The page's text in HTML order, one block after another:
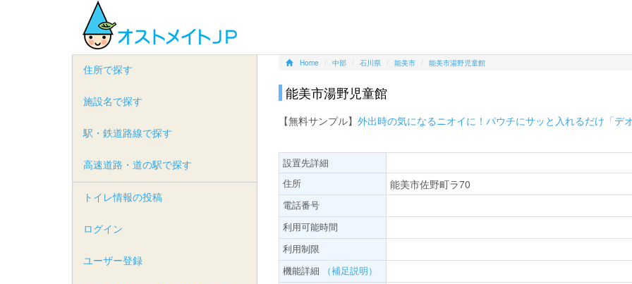
Home 中部 石川県 能美市 能美市湯野児童館
能美市湯野児童館
【無料サンプル】 外出時の気になるニオイに！パウチにサッと入れるだけ「デ
設置先詳細
住所
能美市佐野町ラ70
電話番号
利用可能時間
利用制限
機能詳細
（補足説明）
住所で探す
施設名で探す
駅・鉄道路線で探す
高速道路・道の駅で探す
トイレ情報の投稿
ログイン
ユーザー登録